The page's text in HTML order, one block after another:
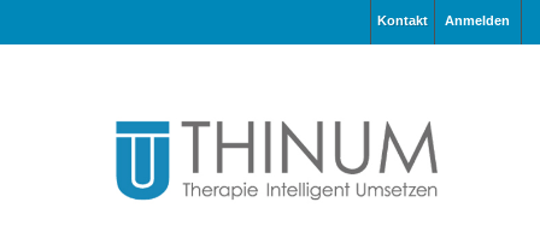
Anmelden
Kontakt